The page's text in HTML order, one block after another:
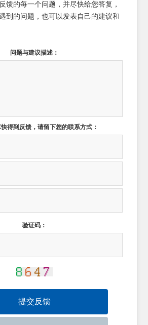
馈的每一个问题，并尽快给您答复，
到的问题，也可以发表自己的建议和
问题与建议描述：
得到反馈，请留下您的联系方式：
验证码：